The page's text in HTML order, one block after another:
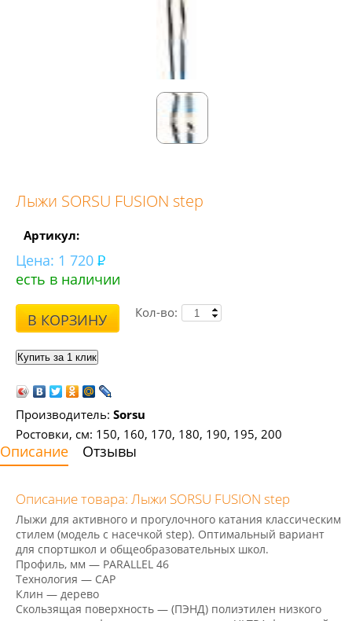
Лыжи SORSU FUSION step
Артикул:
Цена: 1 720
есть в наличии
В КОРЗИНУ Кол-во:
Производитель: Sorsu
Ростовки, см: 150, 160, 170, 180, 190, 195, 200
Описание Отзывы
Описание товара: Лыжи SORSU FUSION step
Лыжи для активного и прогулочного катания классическим
стилем (модель с насечкой step). Оптимальный вариант
для спортшкол и общеобразовательных школ.
Профиль, мм — PARALLEL 46
Технология — САР
Клин — дерево
Скользящая поверхность — (ПЭНД) полиэтилен низкого